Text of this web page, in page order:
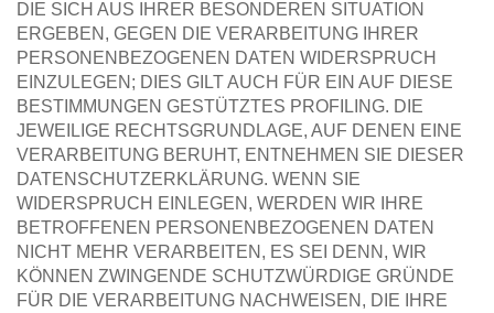
DIE SICH AUS IHRER BESONDEREN SITUATION
ERGEBEN, GEGEN DIE VERARBEITUNG IHRER
PERSONENBEZOGENEN DATEN WIDERSPRUCH
EINZULEGEN; DIES GILT AUCH FÜR EIN AUF DIESE
BESTIMMUNGEN GESTÜTZTES PROFILING. DIE
JEWEILIGE RECHTSGRUNDLAGE, AUF DENEN EINE
VERARBEITUNG BERUHT, ENTNEHMEN SIE DIESER
DATENSCHUTZERKLÄRUNG. WENN SIE
WIDERSPRUCH EINLEGEN, WERDEN WIR IHRE
BETROFFENEN PERSONENBEZOGENEN DATEN
NICHT MEHR VERARBEITEN, ES SEI DENN, WIR
KÖNNEN ZWINGENDE SCHUTZWÜRDIGE GRÜNDE
FÜR DIE VERARBEITUNG NACHWEISEN, DIE IHRE